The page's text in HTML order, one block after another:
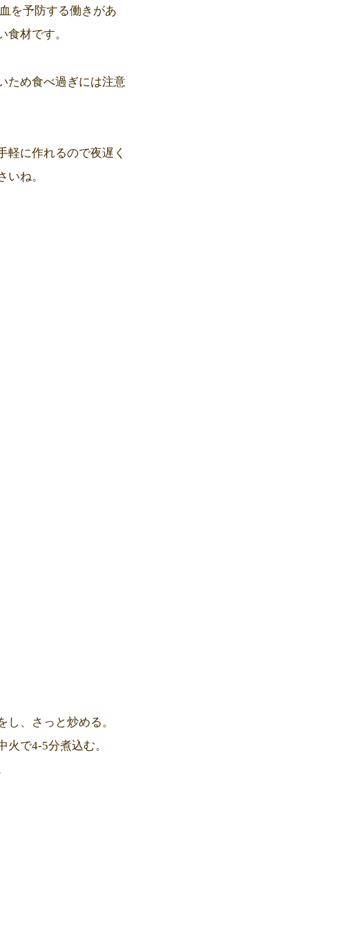
を予防する働きがあ
材です。
ため食べ過ぎには注意
軽に作れるので夜遅く
ね。
、さっと炒める。
で4-5分煮込む。